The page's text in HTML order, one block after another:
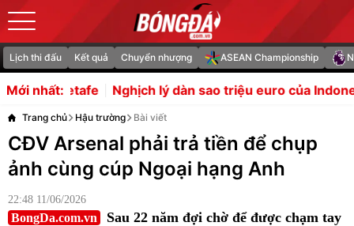
Lịch thi đấu Kết quả Chuyển nhượng ASEAN Championship
Mới nhất:
lý dàn sao triệu euro của Indonesia bị loại sớm tại
Trang chủ Hậu trường Bài viết
CĐV Arsenal phải trả tiền để chụp
ảnh cùng cúp Ngoại hạng Anh
22:48 11/06/2026
BongDa.com.vn
Sau 22 năm đợi chờ để được chạm tay